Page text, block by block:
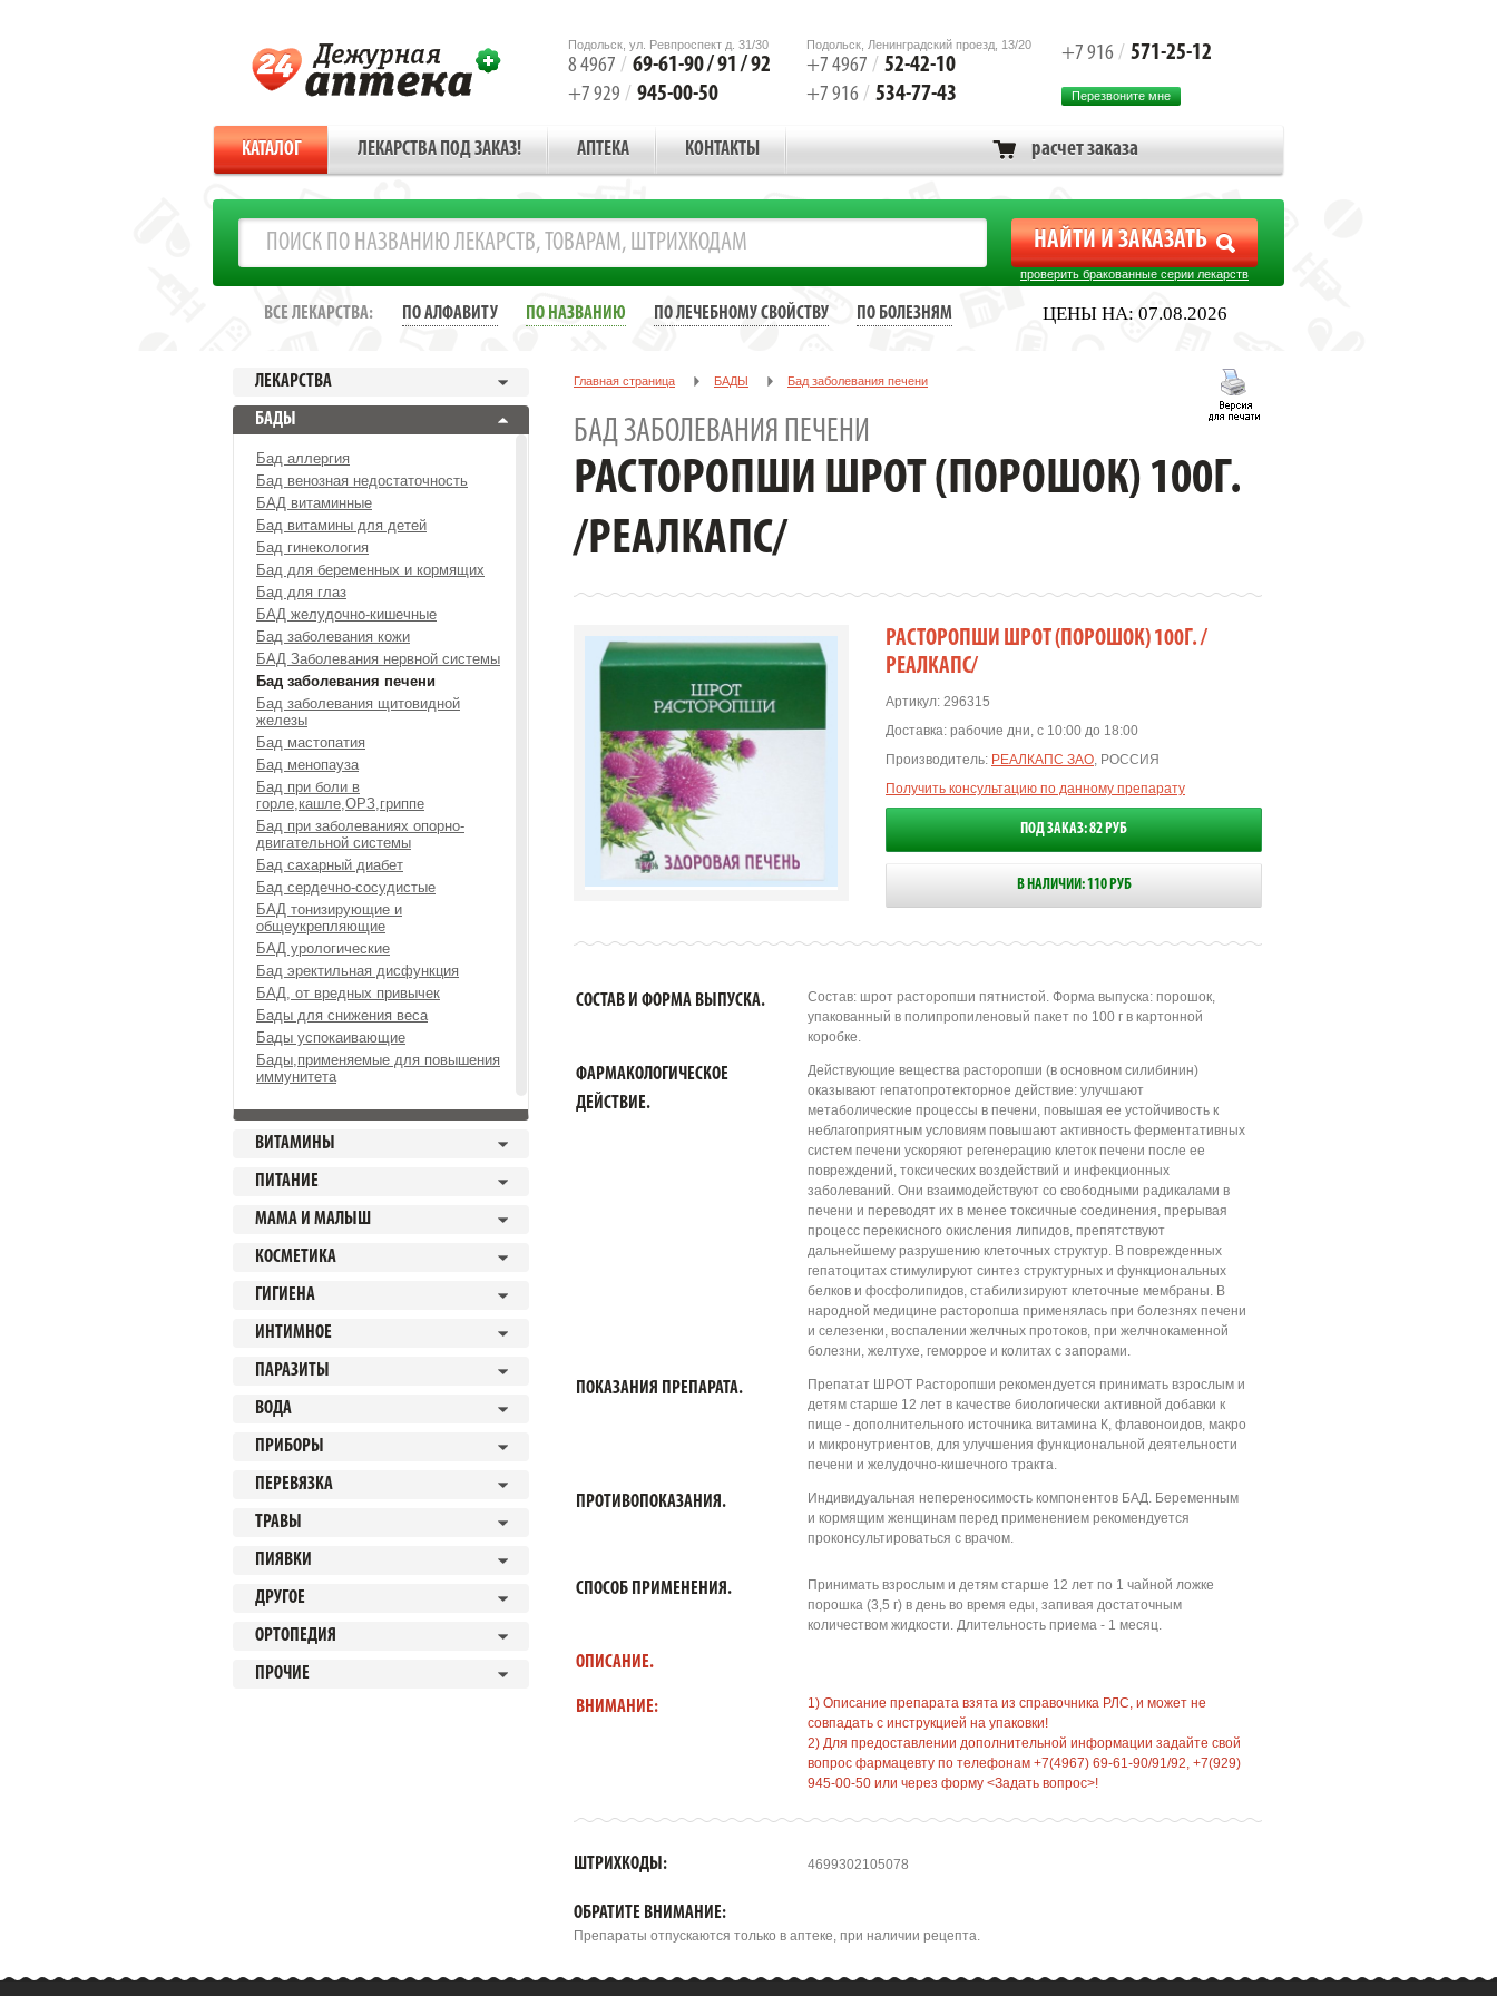
Подольск, ул. Ревпроспект д. 31/30
8 4967 / 69-61-90 / 91 / 92
+7 929 / 945-00-50
Подольск, Ленинградский проезд, 13/20
+7 4967 / 52-42-10
+7 916 / 534-77-43
+7 916 / 571-25-12
Перезвоните мне
КАТАЛОГ ЛЕКАРСТВА ПОД ЗАКАЗ! АПТЕКА КОНТАКТЫ расчет заказа
проверить бракованные серии лекарств
ЦЕНЫ НА: 07.08.2026
ВСЕ ЛЕКАРСТВА: ПО АЛФАВИТУ ПО НАЗВАНИЮ ПО ЛЕЧЕБНОМУ СВОЙСТВУ ПО БОЛЕЗНЯМ
ЛЕКАРСТВА
БАДЫ
Бад аллергия
Бад венозная недостаточность
БАД витаминные
Бад витамины для детей
Бад гинекология
Бад для беременных и кормящих
Бад для глаз
БАД желудочно-кишечные
Бад заболевания кожи
БАД Заболевания нервной системы
Бад заболевания печени
Бад заболевания щитовидной
железы
Бад мастопатия
Бад менопауза
Бад при боли в
горле,кашле,ОРЗ,гриппе
Бад при заболеваниях опорно-
двигательной системы
Бад сахарный диабет
Бад сердечно-сосудистые
БАД тонизирующие и
общеукрепляющие
БАД урологические
Бад эректильная дисфункция
БАД, от вредных привычек
Бады для снижения веса
Бады успокаивающие
Бады,применяемые для повышения
иммунитета
ВИТАМИНЫ
ПИТАНИЕ
МАМА И МАЛЫШ
КОСМЕТИКА
ГИГИЕНА
ИНТИМНОЕ
ПАРАЗИТЫ
ВОДА
ПРИБОРЫ
ПЕРЕВЯЗКА
ТРАВЫ
ПИЯВКИ
ДРУГОЕ
ОРТОПЕДИЯ
ПРОЧИЕ
Главная страница БАДЫ Бад заболевания печени
БАД ЗАБОЛЕВАНИЯ ПЕЧЕНИ
РАСТОРОПШИ ШРОТ (ПОРОШОК) 100Г.
/РЕАЛКАПС/
РАСТОРОПШИ ШРОТ (ПОРОШОК) 100Г. /
РЕАЛКАПС/
Артикул: 296315
Доставка: рабочие дни, с 10:00 до 18:00
Производитель: РЕАЛКАПС ЗАО, РОССИЯ
Получить консультацию по данному препарату
ПОД ЗАКАЗ: 82 РУБ
В НАЛИЧИИ: 110 РУБ
СОСТАВ И ФОРМА ВЫПУСКА.
Состав: шрот расторопши пятнистой. Форма выпуска: порошок,
упакованный в полипропиленовый пакет по 100 г в картонной
коробке.
ФАРМАКОЛОГИЧЕСКОЕ
ДЕЙСТВИЕ.
Действующие вещества расторопши (в основном силибинин)
оказывают гепатопротекторное действие: улучшают
метаболические процессы в печени, повышая ее устойчивость к
неблагоприятным условиям повышают активность ферментативных
систем печени ускоряют регенерацию клеток печени после ее
повреждений, токсических воздействий и инфекционных
заболеваний. Они взаимодействуют со свободными радикалами в
печени и переводят их в менее токсичные соединения, прерывая
процесс перекисного окисления липидов, препятствуют
дальнейшему разрушению клеточных структур. В поврежденных
гепатоцитах стимулируют синтез структурных и функциональных
белков и фосфолипидов, стабилизируют клеточные мембраны. В
народной медицине расторопша пpименялась пpи болезнях печени
и селезенки, воспалении желчных пpотоков, пpи желчнокаменной
болезни, желтухе, гемоppое и колитах с запоpами.
ПОКАЗАНИЯ ПРЕПАРАТА.
Препатат ШРОТ Расторопши рекомендуется принимать взрослым и
детям старше 12 лет в качестве биологически активной добавки к
пище - дополнительного источника витамина К, флавоноидов, макро
и микронутриентов, для улучшения функциональной деятельности
печени и желудочно-кишечного тракта.
ПРОТИВОПОКАЗАНИЯ.
Индивидуальная непереносимость компонентов БАД. Беременным
и кормящим женщинам перед применением рекомендуется
проконсультироваться с врачом.
СПОСОБ ПРИМЕНЕНИЯ.
Принимать взрослым и детям старше 12 лет по 1 чайной ложке
порошка (3,5 г) в день во время еды, запивая достаточным
количеством жидкости. Длительность приема - 1 месяц.
ОПИСАНИЕ.
ВНИМАНИЕ:
1) Описание препарата взята из справочника РЛС, и может не
совпадать с инструкцией на упаковки!
2) Для предоставлении дополнительной информации задайте свой
вопрос фармацевту по телефонам +7(4967) 69-61-90/91/92, +7(929)
945-00-50 или через форму <Задать вопрос>!
ШТРИХКОДЫ: 4699302105078
ОБРАТИТЕ ВНИМАНИЕ:
Препараты отпускаются только в аптеке, при наличии рецепта.